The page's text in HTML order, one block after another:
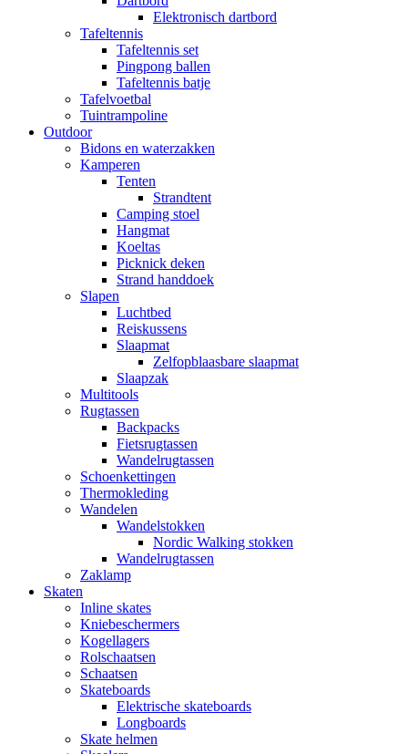
Elektronisch dartbord
Tafeltennis
Tafeltennis set
Pingpong ballen
Tafeltennis batje
Tafelvoetbal
Tuintrampoline
Outdoor
Bidons en waterzakken
Kamperen
Tenten
Strandtent
Camping stoel
Hangmat
Koeltas
Picknick deken
Strand handdoek
Slapen
Luchtbed
Reiskussens
Slaapmat
Zelfopblaasbare slaapmat
Slaapzak
Multitools
Rugtassen
Backpacks
Fietsrugtassen
Wandelrugtassen
Schoenkettingen
Thermokleding
Wandelen
Wandelstokken
Nordic Walking stokken
Wandelrugtassen
Zaklamp
Skaten
Inline skates
Kniebeschermers
Kogellagers
Rolschaatsen
Schaatsen
Skateboards
Elektrische skateboards
Longboards
Skate helmen